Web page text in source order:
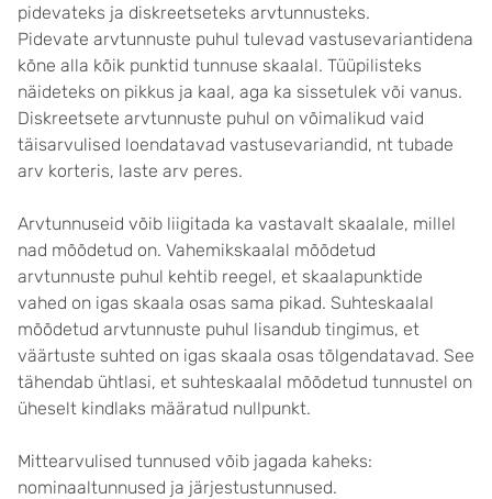
pidevateks ja diskreetseteks arvtunnusteks.
Pidevate arvtunnuste puhul tulevad vastusevariantidena
kõne alla kõik punktid tunnuse skaalal. Tüüpilisteks
näideteks on pikkus ja kaal, aga ka sissetulek või vanus.
Diskreetsete arvtunnuste puhul on võimalikud vaid
täisarvulised loendatavad vastusevariandid, nt tubade
arv korteris, laste arv peres.
Arvtunnuseid võib liigitada ka vastavalt skaalale, millel
nad mõõdetud on. Vahemikskaalal mõõdetud
arvtunnuste puhul kehtib reegel, et skaalapunktide
vahed on igas skaala osas sama pikad. Suhteskaalal
mõõdetud arvtunnuste puhul lisandub tingimus, et
väärtuste suhted on igas skaala osas tõlgendatavad. See
tähendab ühtlasi, et suhteskaalal mõõdetud tunnustel on
üheselt kindlaks määratud nullpunkt.
Mittearvulised tunnused võib jagada kaheks:
nominaaltunnused ja järjestustunnused.